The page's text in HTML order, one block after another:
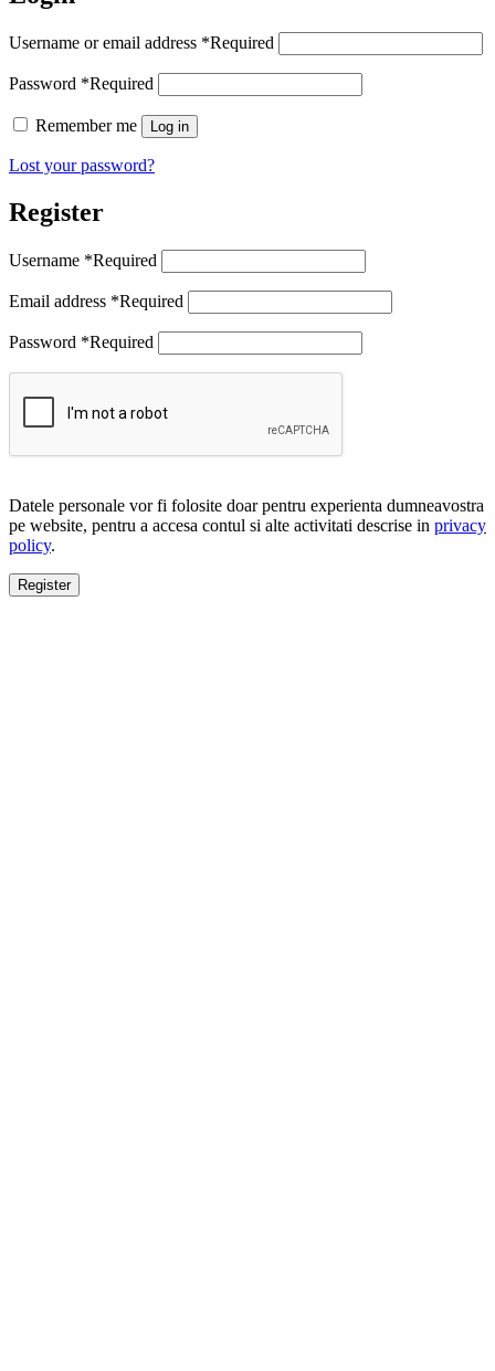
Username or email address *Required
Password *Required
Remember me Log in
Lost your password?
Register
Username *Required
Email address *Required
Password *Required
Datele personale vor fi folosite doar pentru experienta dumneavostra
pe website, pentru a accesa contul si alte activitati descrise in privacy
policy.
Register